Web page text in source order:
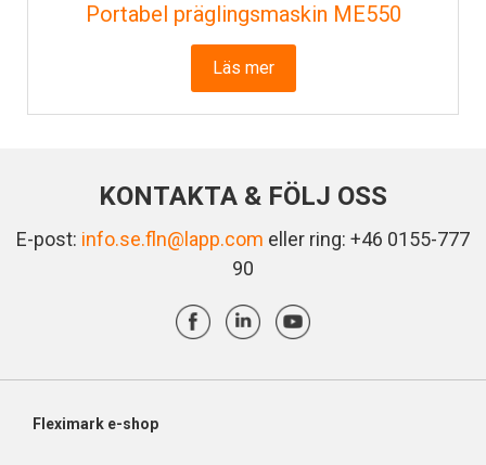
Portabel präglingsmaskin ME550
Läs mer
KONTAKTA & FÖLJ OSS
E-post: info.se.fln@lapp.com eller ring: +46 0155-777
90
Fleximark e-shop